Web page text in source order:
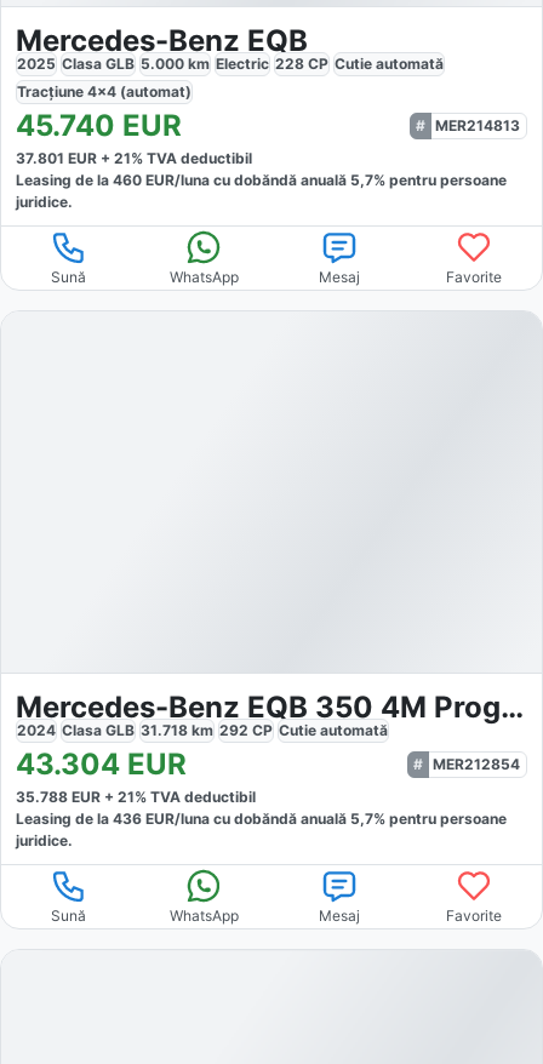
Mercedes-Benz EQB
2025 Clasa GLB 5.000 km Electric 228 CP Cutie automată
Tracțiune 4x4 (automat)
45.740 EUR
MER214813
37.801 EUR + 21% TVA deductibil
Leasing de la 460 EUR/luna cu dobăndă anuală 5,7% pentru persoane
juridice.
Sună WhatsApp Mesaj Favorite
Mercedes-Benz EQB 350 4M Progressive
2024 Clasa GLB 31.718 km 292 CP Cutie automată
43.304 EUR
MER212854
35.788 EUR + 21% TVA deductibil
Leasing de la 436 EUR/luna cu dobăndă anuală 5,7% pentru persoane
juridice.
Sună WhatsApp Mesaj Favorite